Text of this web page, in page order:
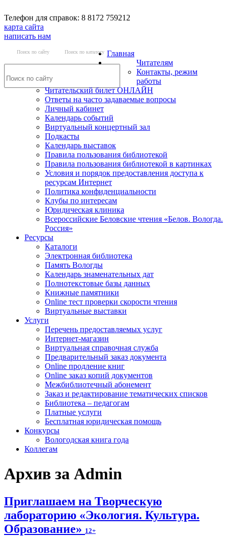
Телефон для справок: 8 8172 759212
карта сайта
написать нам
Поиск по сайту Поиск по каталогу Главная
Читателям
Контакты, режим
работы
Читательский билет ОНЛАЙН
Ответы на часто задаваемые вопросы
Личный кабинет
Календарь событий
Виртуальный концертный зал
Подкасты
Календарь выставок
Правила пользования библиотекой
Правила пользования библиотекой в картинках
Условия и порядок предоставления доступа к
ресурсам Интернет
Политика конфиденциальности
Клубы по интересам
Юридическая клиника
Всероссийские Беловские чтения «Белов. Вологда.
Россия»
Ресурсы
Каталоги
Электронная библиотека
Память Вологды
Календарь знаменательных дат
Полнотекстовые базы данных
Книжные памятники
Online тест проверки скорости чтения
Виртуальные выставки
Услуги
Перечень предоставляемых услуг
Интернет-магазин
Виртуальная справочная служба
Предварительный заказ документа
Online продление книг
Online заказ копий документов
Межбиблиотечный абонемент
Заказ и редактирование тематических списков
Библиотека – педагогам
Платные услуги
Бесплатная юридическая помощь
Конкурсы
Вологодская книга года
Коллегам
Архив за Admin
Приглашаем на Творческую
лабораторию «Экология. Культура.
Образование» 12+